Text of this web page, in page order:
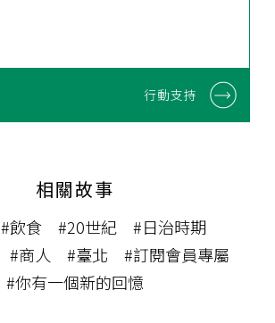
行動支持
相關故事
#飲食 #20世紀
#日治時期
#商人 #臺北
#訂閱會員專屬
#你有一個新的回憶